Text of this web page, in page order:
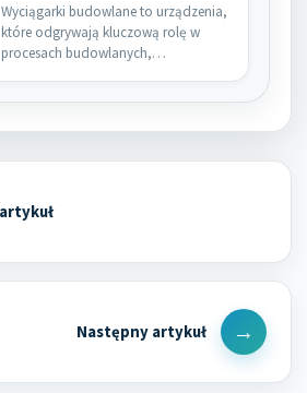
Wyciągarki budowlane to urządzenia,
które odgrywają kluczową rolę w
procesach budowlanych,
Next
Post